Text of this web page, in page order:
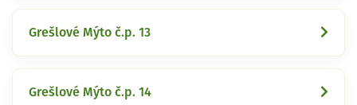
Grešlové Mýto č.p. 13
Grešlové Mýto č.p. 14